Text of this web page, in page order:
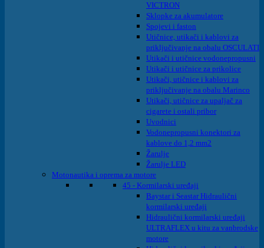
VICTRON
Sklopke za akumulatore
Spojevi i faston
Utičnice, utikači i kablovi za
priključivanje na obalu OSCULATI
Utikači i utičnice vodonepropusni
Utikači i utičnice za prikolice
Utikači, utičnice i kablovi za
priključivanje na obalu Marinco
Utikači, utičnice za upaljač za
cigarete i ostali pribor
Uvodnici
Vodonepropusni konektori za
kablove do 1,2 mm2
Žarulje
Žarulje LED
Motonautika i oprema za motore
45 - Kormilarski uređaji
Baystar i Seastar Hidraulični
kormilarski uređaji
Hidraulični kormilarski uređaji
ULTRAFLEX u kitu za vanbrodske
motore